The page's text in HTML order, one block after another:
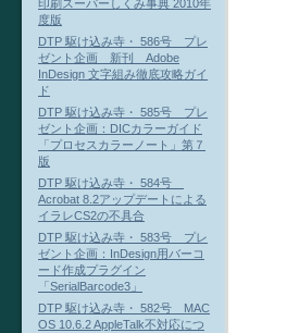
印刷スーパーしくみ事典 2010年
度版
DTP 駆け込み寺・ 586号 プレ
ゼント企画 新刊 Adobe
InDesign 文字組み徹底攻略ガイ
ド
DTP 駆け込み寺・ 585号 プレ
ゼント企画：DICカラーガイド
「プロセスカラーノート」第７
版
DTP 駆け込み寺・ 584号
Acrobat 8.2アップデートによる
イラレCS2の不具合
DTP 駆け込み寺・ 583号 プレ
ゼント企画：InDesign用バーコ
ード作成プラグイン
「SerialBarcode3」
DTP 駆け込み寺・ 582号 MAC
OS 10.6.2 AppleTalk不対応につ